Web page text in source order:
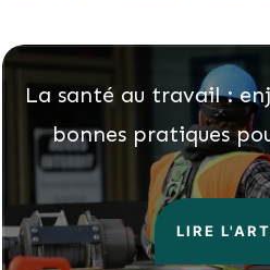
La santé au travail :
bonnes pratiques
LIRE